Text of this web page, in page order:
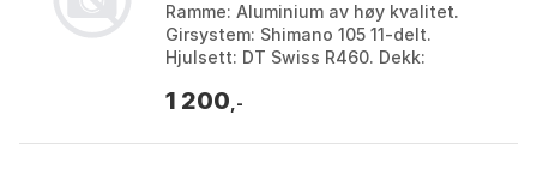
Ramme: Aluminium av høy kvalitet.
Girsystem: Shimano 105 11-delt.
Hjulsett: DT Swiss R460. Dekk:
1 200 ,-